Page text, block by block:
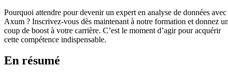
Pourquoi attendre pour devenir un expert en analyse de données avec
Axum ? Inscrivez-vous dès maintenant à notre formation et donnez
coup de boost à votre carrière. C’est le moment d’agir pour acquérir
cette compétence indispensable.
En résumé